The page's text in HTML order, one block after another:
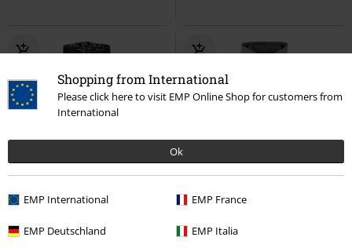
Shopping from International
Please click here to visit EMP Online Shop for customers from
International
Ok
EMP International EMP France
EMP Deutschland EMP Italia
PVPR
48,99 €
PVPR
53,99 €